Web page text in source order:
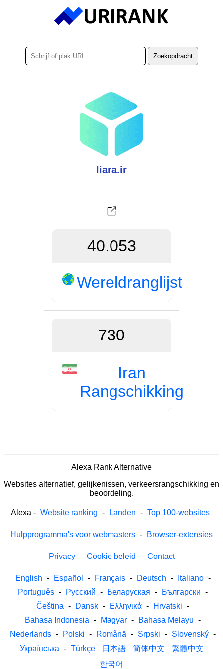
liara.ir
40.053
Wereldranglijst
730
Iran
Rangschikking
Alexa Rank Alternative
Websites alternatief, gelijkenissen, verkeersrangschikking en
beoordeling.
Alexa - Website ranking - Landen - Top 100-websites
Hulpprogramma's voor webmasters - Browser-extensies
Privacy - Cookie beleid - Contact
English - Español - Français - Deutsch - Italiano -
Português - Русский - Беларуская - Български -
Čeština - Dansk - Ελληνικά - Hrvatski -
Bahasa Indonesia - Magyar - Bahasa Melayu -
Nederlands - Polski - Română - Srpski - Slovenský -
Українська - Türkçe 日本語 简体中文
繁體中文
한국어